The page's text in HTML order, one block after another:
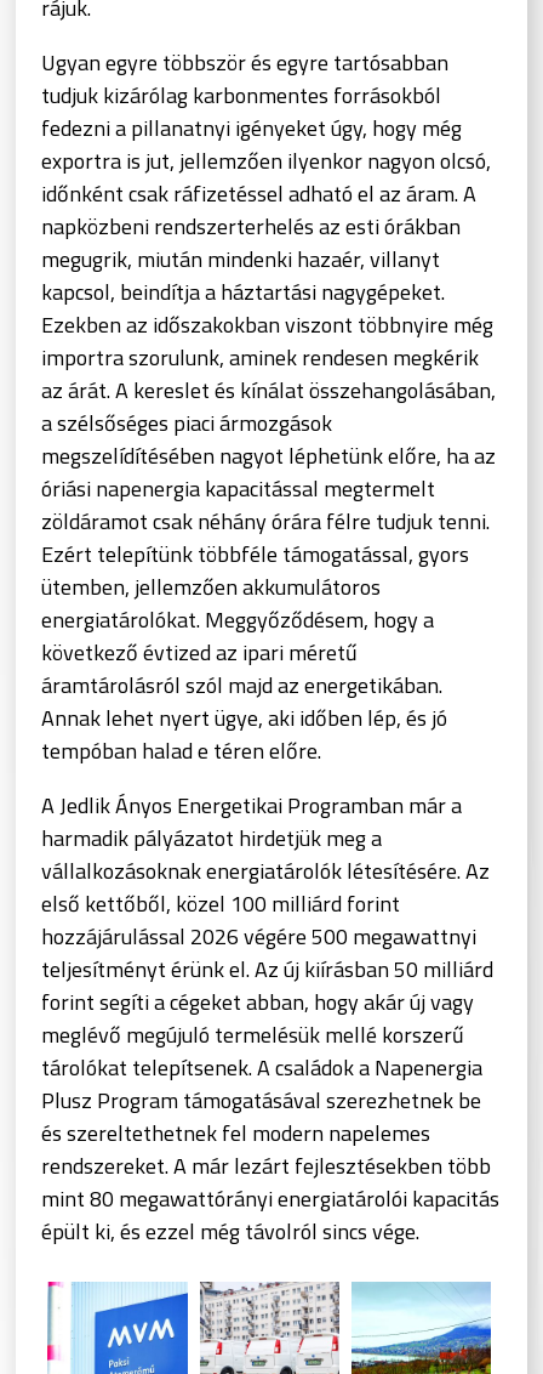
rájuk.
Ugyan egyre többször és egyre tartósabban
tudjuk kizárólag karbonmentes forrásokból
fedezni a pillanatnyi igényeket úgy, hogy még
exportra is jut, jellemzően ilyenkor nagyon olcsó,
időnként csak ráfizetéssel adható el az áram. A
napközbeni rendszerterhelés az esti órákban
megugrik, miután mindenki hazaér, villanyt
kapcsol, beindítja a háztartási nagygépeket.
Ezekben az időszakokban viszont többnyire még
importra szorulunk, aminek rendesen megkérik
az árát. A kereslet és kínálat összehangolásában,
a szélsőséges piaci ármozgások
megszelídítésében nagyot léphetünk előre, ha az
óriási napenergia kapacitással megtermelt
zöldáramot csak néhány órára félre tudjuk tenni.
Ezért telepítünk többféle támogatással, gyors
ütemben, jellemzően akkumulátoros
energiatárolókat. Meggyőződésem, hogy a
következő évtized az ipari méretű
áramtárolásról szól majd az energetikában.
Annak lehet nyert ügye, aki időben lép, és jó
tempóban halad e téren előre.
A Jedlik Ányos Energetikai Programban már a
harmadik pályázatot hirdetjük meg a
vállalkozásoknak energiatárolók létesítésére. Az
első kettőből, közel 100 milliárd forint
hozzájárulással 2026 végére 500 megawattnyi
teljesítményt érünk el. Az új kiírásban 50 milliárd
forint segíti a cégeket abban, hogy akár új vagy
meglévő megújuló termelésük mellé korszerű
tárolókat telepítsenek. A családok a Napenergia
Plusz Program támogatásával szerezhetnek be
és szereltethetnek fel modern napelemes
rendszereket. A már lezárt fejlesztésekben több
mint 80 megawattórányi energiatárolói kapacitás
épült ki, és ezzel még távolról sincs vége.